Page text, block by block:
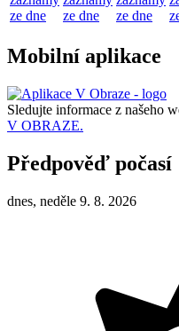
ze dne
ze dne
ze dne
Mobilní aplikace
Sledujte informace z našeho
V OBRAZE.
Předpověď počasí
dnes, neděle 9. 8. 2026